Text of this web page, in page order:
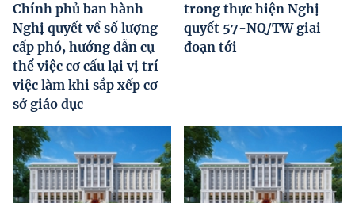
Chính phủ ban hành
Nghị quyết về số lượng
cấp phó, hướng dẫn cụ
thể việc cơ cấu lại vị trí
việc làm khi sắp xếp cơ
sở giáo dục
trong thực hiện Nghị
quyết 57-NQ/TW giai
đoạn tới